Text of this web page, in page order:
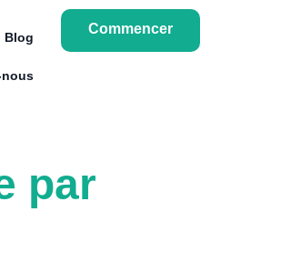
Blog
Commencer
par